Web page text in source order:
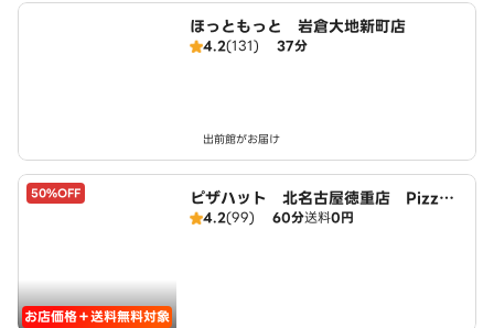
ほっともっと 岩倉大地新町店
4.2(131) 37分
出前館がお届け
50%OFF
お店価格＋送料無料対象
ピザハット 北名古屋徳重店 PizzaH
ut4.2(99) 60分送料0円